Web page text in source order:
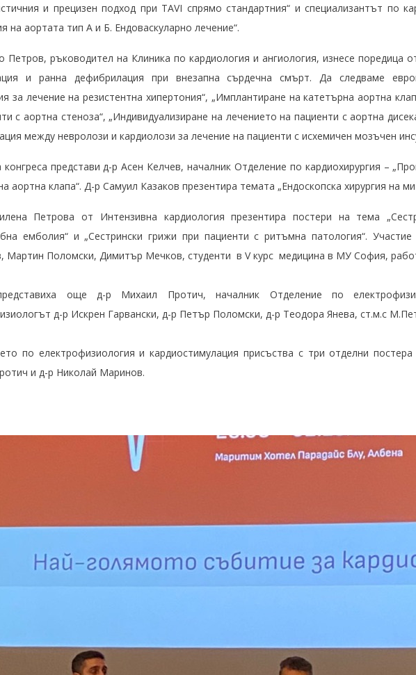
и прецизен подход при TAVI спрямо стандартния“ и специализантът по
на аортата тип А и Б. Ендоваскуларно лечение“.
ръководител на Клиника по кардиология и ангиология, изнесе поредица
и ранна дефибрилация при внезапна сърдечна смърт. Да следваме
за лечение на резистентна хипертония“, „Имплантиране на катетърна аортна
с аортна стеноза“, „Индивидуализиране на лечението на пациенти с аортна
между невролози и кардиолози за лечение на пациенти с исхемичен мозъчен
конгреса представи д-р Асен Келчев, началник Отделение по кардиохирургия –
аортна клапа“. Д-р Самуил Казаков презентира темата „Ендоскопска хирургия на
Петрова от Интензивна кардиология презентира постери на тема
емболия“ и „Сестрински грижи при пациенти с ритъмна патология“.
Мартин Поломски, Димитър Мечков, студенти в V курс медицина в МУ София,
още д-р Михаил Протич, началник Отделение по
д-р Искрен Гарвански, д-р Петър Поломски, д-р Теодора Янева, ст.м.с
по електрофизиология и кардиостимулация присъства с три отделни
и д-р Николай Маринов.